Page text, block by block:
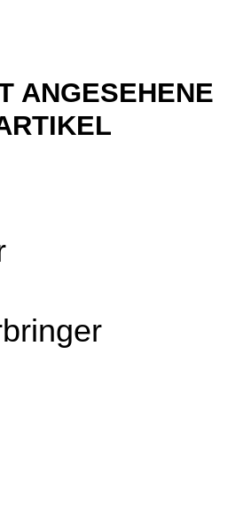
ANGESEHENE